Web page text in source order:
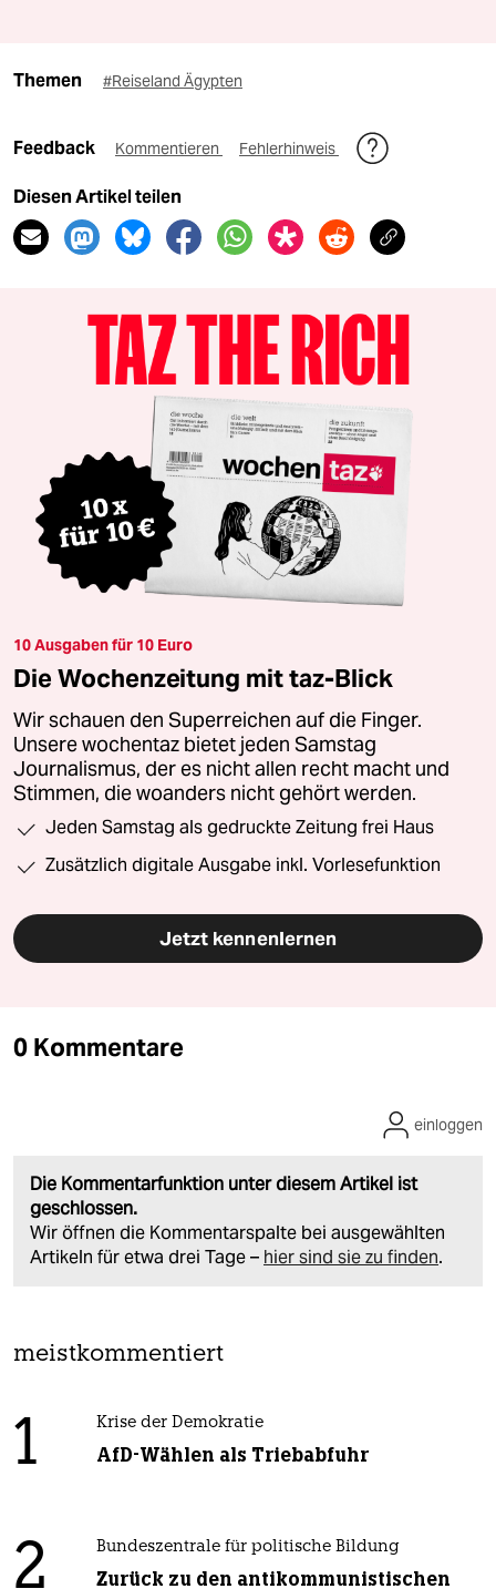
Themen #Reiseland Ägypten
Feedback Kommentieren Fehlerhinweis
Diesen Artikel teilen
10 Ausgaben für 10 Euro
Die Wochenzeitung mit taz-Blick
Wir schauen den Superreichen auf die Finger.
Unsere wochentaz bietet jeden Samstag
Journalismus, der es nicht allen recht macht und
Stimmen, die woanders nicht gehört werden.
Jeden Samstag als gedruckte Zeitung frei Haus
Zusätzlich digitale Ausgabe inkl. Vorlesefunktion
Jetzt kennenlernen
0 Kommentare
Die Kommentarfunktion unter diesem Artikel ist
geschlossen.
Wir öffnen die Kommentarspalte bei ausgewählten
Artikeln für etwa drei Tage – hier sind sie zu finden.
einloggen
meistkommentiert
1 Krise der Demokratie
AfD-Wählen als Triebabfuhr
2 Bundeszentrale für politische Bildung
Zurück zu den antikommunistischen